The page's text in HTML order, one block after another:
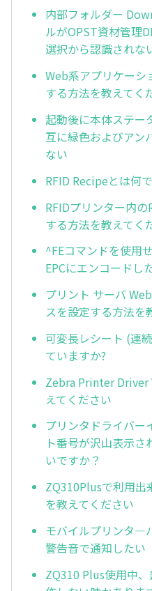
内部フォルダー
ルがOPST資材管理
選択から認識されな
Web系アプリケーシ
する方法を教えてく
起動後に本体ステー
互に緑色およびアン
ない
RFID Recipeとは何
RFIDプリンター内
する方法を教えてく
^FEコマンドを使用
EPCにエンコードし
プリント サーバ
スを設定する方法を
可変長レシート (連
ていますか?
Zebra Printer Driver
えてください
プリンタドライバー
ト番号が沢山表示
いですか？
ZQ310Plusで利用出
を教えてください
モバイルプリンタ―
警告音で通知したい
ZQ310 Plus使用中